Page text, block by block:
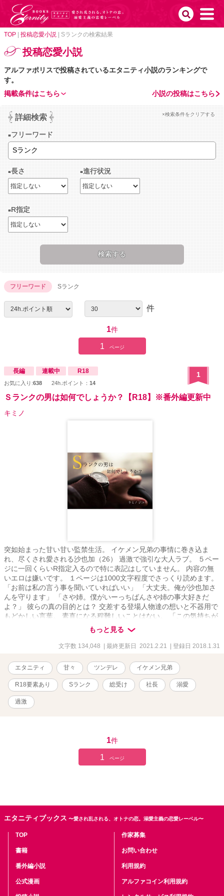
TOP 投稿恋愛小説 Sランクの検索結果
投稿恋愛小説
アルファポリスで投稿されているエタニティ小説のランキングで
す。
小説の投稿はこちら
掲載条件はこちら
詳細検索 ×検索条件をクリアする
フリーワード
長さ 進行状況
R指定
フリーワード Sランク
件
1件
1 ページ
長編 連載中 R18
お気に入り:638 24h.ポイント： 14
1
Ｓランクの男は如何でしょうか？【R18】※番外編更新中
キミノ
突如始まった甘い甘い監禁生活。 イケメン兄弟の事情に巻き込ま
れ、尽くされ愛される沙也加（26） 過激で強引な大人ラブ。 ５ペー
ジに一回くらいR指定入るので特に表記はしていません。 内容の無
いエロは嫌いです。 １ページは1000文字程度でさっくり読めます。
「お前は私の言う事を聞いていればいい」 「大丈夫。俺が沙也加さ
んを守ります」 「さや姉。僕がいーっちばんさや姉の事大好きだ
よ？」 彼らの真の目的とは？ 交差する登場人物達の想いと不器用で
もどかしい言葉。 素直になる程難しいことはない。 「この気持ちが
スキということか？苦しい、苦しくてたまらないんだ」 「そうで
す。好きってとても苦しくて、とても幸せな気持ちです」 【Sラン
クの年下旦那様は如何でしょうか？】匠編を更新中
もっと見る
文字数 134,048 | 最終更新日 2021.2.21 | 登録日 2018.1.31
エタニティ 甘々 ツンデレ イケメン兄弟
R18要素あり Sランク 総受け 社長 溺愛
過激
1件
1 ページ
エタニティブックス 〜愛され乱される、オトナの恋。溺愛主義の恋愛レーベル〜
TOP
書籍
番外編小説
公式漫画
作家募集
お問い合わせ
利用規約
アルファコイン利用規約